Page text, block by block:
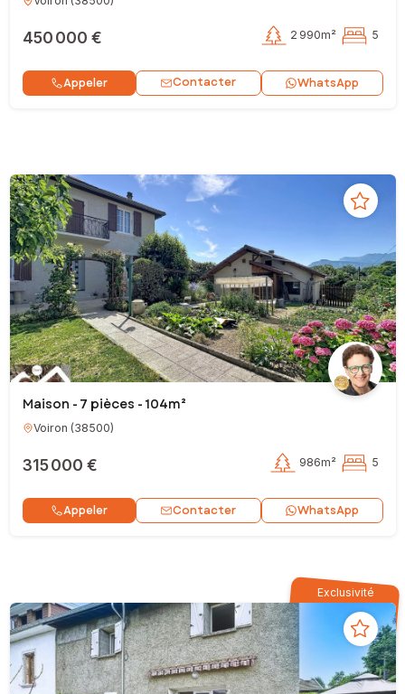
450 000 € 2 990m² 5
Appeler Contacter WhatsApp
Maison - 7 pièces - 104m²
Voiron (38500)
315 000 € 986m² 5
Appeler Contacter WhatsApp
Exclusivité